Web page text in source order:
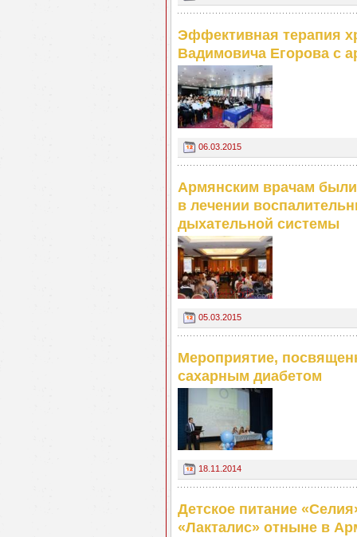
Эффективная терапия
Вадимовича Егорова с
06.03.2015
Армянским врачам
в лечении
дыхательной системы
05.03.2015
Мероприятие,
сахарным диабетом
18.11.2014
Детское питание
«Лакталис» отныне в